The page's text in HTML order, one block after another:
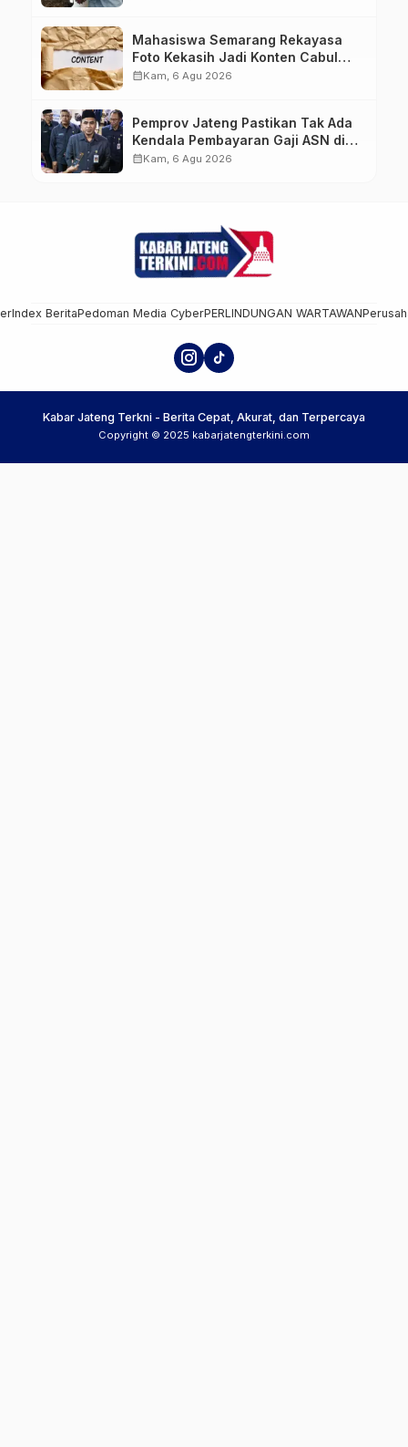
Mahasiswa Semarang Rekayasa
Foto Kekasih Jadi Konten Cabul
karena Sakit Hati
calendar_monthKam, 6 Agu 2026
Pemprov Jateng Pastikan Tak Ada
Kendala Pembayaran Gaji ASN di
Tengah Pemangkasan Transfer ke
calendar_monthKam, 6 Agu 2026
Index BeritaPedoman Media CyberPERLINDUNGAN WARTAWAN
Kabar Jateng Terkni - Berita Cepat, Akurat, dan Terpercaya
Copyright © 2025 kabarjatengterkini.com